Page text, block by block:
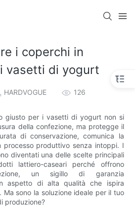
i coperchi in
vasetti di yogurt
HARDVOGUE 126
giusto per i vasetti di yogurt non si
della confezione, ma protegge il
di conservazione, comunica la
processo produttivo senza intoppi. I
diventati una delle scelte principali
lattiero-caseari perché offrono
un sigillo di garanzia
aspetto di alta qualità che ispira
Ma sono la soluzione ideale per il tuo
produzione?